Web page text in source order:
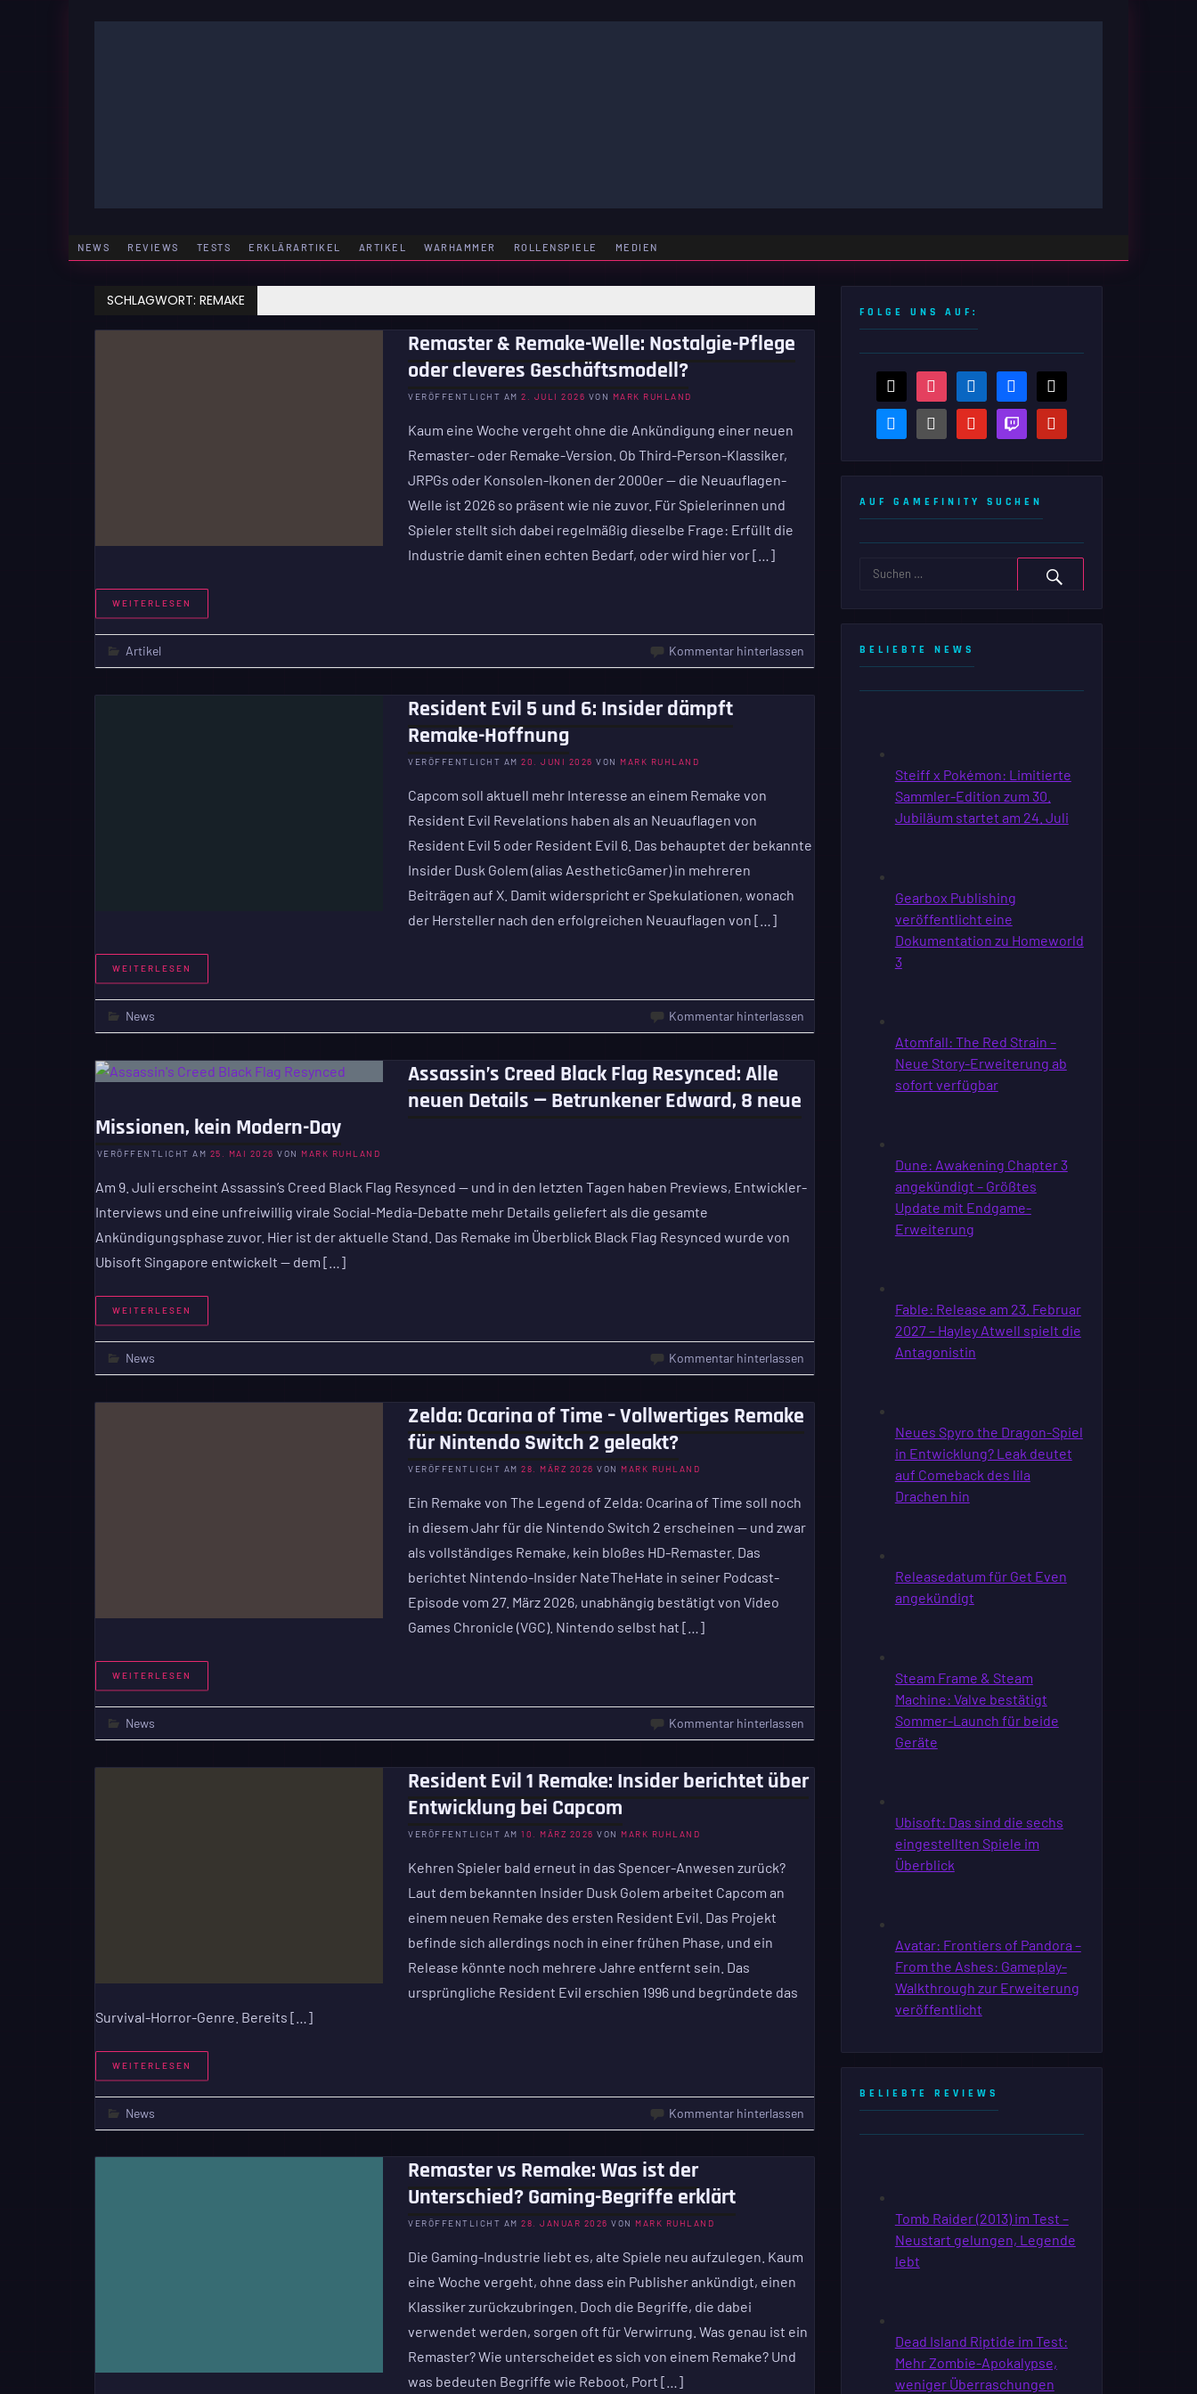
NEWS REVIEWS TESTS ERKLÄRARTIKEL ARTIKEL WARHAMMER ROLLENSPIELE MEDIEN
SCHLAGWORT: REMAKE
Remaster & Remake-Welle: Nostalgie-Pflege
oder cleveres Geschäftsmodell?
VERÖFFENTLICHT AM2. JULI 2026 VON MARK RUHLAND
Kaum eine Woche vergeht ohne die Ankündigung einer neuen
Remaster- oder Remake-Version. Ob Third-Person-Klassiker,
JRPGs oder Konsolen-Ikonen der 2000er — die Neuauflagen-
Welle ist 2026 so präsent wie nie zuvor. Für Spielerinnen und
Spieler stellt sich dabei regelmäßig dieselbe Frage: Erfüllt die
Industrie damit einen echten Bedarf, oder wird hier vor […]
WEITERLESEN
Artikel Kommentar hinterlassen
Resident Evil 5 und 6: Insider dämpft
Remake-Hoffnung
VERÖFFENTLICHT AM20. JUNI 2026 VON MARK RUHLAND
Capcom soll aktuell mehr Interesse an einem Remake von
Resident Evil Revelations haben als an Neuauflagen von
Resident Evil 5 oder Resident Evil 6. Das behauptet der bekannte
Insider Dusk Golem (alias AestheticGamer) in mehreren
Beiträgen auf X. Damit widerspricht er Spekulationen, wonach
der Hersteller nach den erfolgreichen Neuauflagen von […]
WEITERLESEN
News Kommentar hinterlassen
Assassin’s Creed Black Flag Resynced: Alle
neuen Details — Betrunkener Edward, 8 neue
Missionen, kein Modern-Day
VERÖFFENTLICHT AM 25. MAI 2026 VON MARK RUHLAND
Am 9. Juli erscheint Assassin’s Creed Black Flag Resynced — und in den letzten Tagen haben Previews, Entwickler-
Interviews und eine unfreiwillig virale Social-Media-Debatte mehr Details geliefert als die gesamte
Ankündigungsphase zuvor. Hier ist der aktuelle Stand. Das Remake im Überblick Black Flag Resynced wurde von
Ubisoft Singapore entwickelt — dem […]
WEITERLESEN
News Kommentar hinterlassen
Zelda: Ocarina of Time – Vollwertiges Remake
für Nintendo Switch 2 geleakt?
VERÖFFENTLICHT AM28. MÄRZ 2026 VON MARK RUHLAND
Ein Remake von The Legend of Zelda: Ocarina of Time soll noch
in diesem Jahr für die Nintendo Switch 2 erscheinen — und zwar
als vollständiges Remake, kein bloßes HD-Remaster. Das
berichtet Nintendo-Insider NateTheHate in seiner Podcast-
Episode vom 27. März 2026, unabhängig bestätigt von Video
Games Chronicle (VGC). Nintendo selbst hat […]
WEITERLESEN
News Kommentar hinterlassen
Resident Evil 1 Remake: Insider berichtet über
Entwicklung bei Capcom
VERÖFFENTLICHT AM10. MÄRZ 2026 VON MARK RUHLAND
Kehren Spieler bald erneut in das Spencer-Anwesen zurück?
Laut dem bekannten Insider Dusk Golem arbeitet Capcom an
einem neuen Remake des ersten Resident Evil. Das Projekt
befinde sich allerdings noch in einer frühen Phase, und ein
Release könnte noch mehrere Jahre entfernt sein. Das
ursprüngliche Resident Evil erschien 1996 und begründete das
Survival-Horror-Genre. Bereits […]
WEITERLESEN
News Kommentar hinterlassen
Remaster vs Remake: Was ist der
Unterschied? Gaming-Begriffe erklärt
VERÖFFENTLICHT AM28. JANUAR 2026 VON MARK RUHLAND
Die Gaming-Industrie liebt es, alte Spiele neu aufzulegen. Kaum
eine Woche vergeht, ohne dass ein Publisher ankündigt, einen
Klassiker zurückzubringen. Doch die Begriffe, die dabei
verwendet werden, sorgen oft für Verwirrung. Was genau ist ein
Remaster? Wie unterscheidet es sich von einem Remake? Und
was bedeuten Begriffe wie Reboot, Port […]
FOLGE UNS AUF:
threads instagramlinkedin facebook
bluesky steam-
square
youtubetwitch pinterest
AUF GAMEFINITY SUCHEN
BELIEBTE NEWS
BELIEBTE REVIEWS